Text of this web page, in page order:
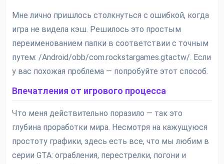
Мне лично пришлось столкнуться с ошибкой, когда
игра не видела кэш. Решилось это простым
переименованием папки в соответствии с точным
путем: /Android/obb/com.rockstargames.gtactw/. Если
у вас похожая проблема — попробуйте этот способ.
Впечатления от игрового процесса
Что меня действительно поразило — так это
глубина проработки мира. Несмотря на кажущуюся
простоту графики, здесь есть все, что мы любим в
серии GTA: ограбления, перестрелки, погони и